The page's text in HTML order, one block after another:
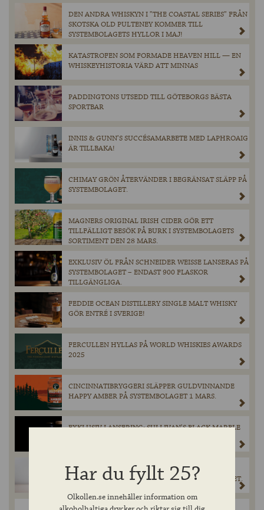
DEN ANDRA WHISKYN I ”THE COASTAL SERIES” FRÅN
SKOTSKA OLD PULTENEY KOMMER TILL
SYSTEMBOLAGETS HYLLOR I MAJ!
KATASTROFEN SOM FORMADE HEAVEN HILL — EN
WHISKEYHISTORIA VÄRD ATT MINNAS
PADDINGTONS UTSEDD TILL GÖTEBORGS BÄSTA
SPORTBAR
INNIS & GUNN’S SUCCÉSAMARBETE MED LAPHROAIG
ÄR TILLBAKA!
CHIMAY GRÖN ÅTERVÄNDER I BEGRÄNSAT SLÄPP PÅ
SYSTEMBOLAGET.
MAGNERS ORIGINAL IRISH CIDER GÖR ETT
TILLFÄLLIGT BESÖK PÅ BURK I SYSTEMBOLAGETS
SORTIMENT DEN 28 MARS.
EXKLUSIV ÖL FRÅN SCHNEIDER WEISSE LANSERAS PÅ
SYSTEMBOLAGET – ENDAST 900 FLASKOR
TILLGÄNGLIGA.
FEDDIE OCEAN DISTILLERY SINGLE MALT WHISKY
GÖR ENTRÉ I SVERIGE!
FERCULLEN HYLLAS PÅ WORLD WHISKIES AWARDS
2025
CINCINNATIBRYGGERI SLÄPPER GULDVINNANDE
HAPPY AMBER PÅ SYSTEMBOLAGET 1 MARS.
EXKLUSIV LANSERING: SULLIVAN’S BLACK MARBLE
WEST SIXTH BREWERY LANSERAR AMBER ALE I
SVERIGE – TILLFÄLLIGT SLÄPP PÅ SYSTEMBOLAGET.
Har du fyllt 25?
Olkollen.se innehåller information om